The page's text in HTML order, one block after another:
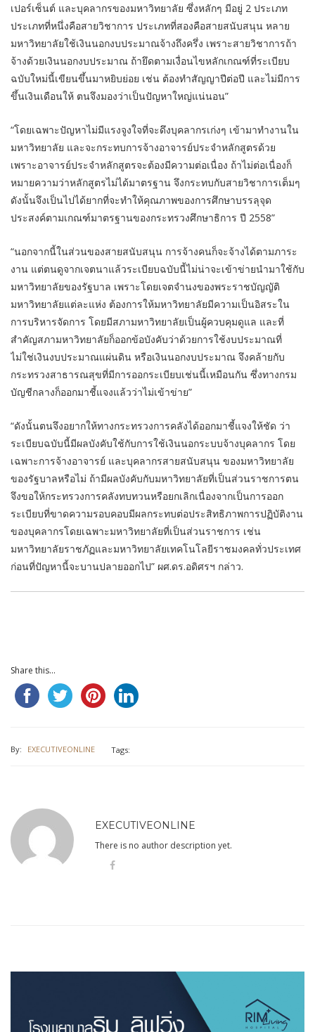
เปอร์เซ็นต์ และบุคลากรของมหาวิทยาลัย ซึ่งหลักๆ มีอยู่ 2 ประเภท
ประเภทที่หนึ่งคือสายวิชาการ ประเภทที่สองคือสายสนับสนุน หลาย
มหาวิทยาลัยใช้เงินนอกงบประมาณจ้างถึงครึ่ง เพราะสายวิชาการถ้า
จ้างด้วยเงินนอกงบประมาณ ถ้ายึดตามเงื่อนไขหลักเกณฑ์ที่ระเบียบ
ฉบับใหม่นี้เขียนขึ้นมาหยิบย่อย เช่น ต้องทำสัญญาปีต่อปี และไม่มีการ
ขึ้นเงินเดือนให้ ตนจึงมองว่าเป็นปัญหาใหญ่แน่นอน”
“โดยเฉพาะปัญหาไม่มีแรงจูงใจที่จะดึงบุคลากรเก่งๆ เข้ามาทำงานใน
มหาวิทยาลัย และจะกระทบการจ้างอาจารย์ประจำหลักสูตรด้วย
เพราะอาจารย์ประจำหลักสูตรจะต้องมีความต่อเนื่อง ถ้าไม่ต่อเนื่องก็
หมายความว่าหลักสูตรไม่ได้มาตรฐาน จึงกระทบกับสายวิชาการเต็มๆ
ดังนั้นจึงเป็นไปได้ยากที่จะทำให้คุณภาพของการศึกษาบรรลุจุด
ประสงค์ตามเกณฑ์มาตรฐานของกระทรวงศึกษาธิการ ปี 2558”
“นอกจากนี้ในส่วนของสายสนับสนุน การจ้างคนก็จะจ้างได้ตามภาระ
งาน แต่ตนดูจากเจตนาแล้วระเบียบฉบับนี้ไม่น่าจะเข้าข่ายนำมาใช้กับ
มหาวิทยาลัยของรัฐบาล เพราะโดยเจตจำนงของพระราชบัญญัติ
มหาวิทยาลัยแต่ละแห่ง ต้องการให้มหาวิทยาลัยมีความเป็นอิสระใน
การบริหารจัดการ โดยมีสภามหาวิทยาลัยเป็นผู้ควบคุมดูแล และที่
สำคัญสภามหาวิทยาลัยก็ออกข้อบังคับว่าด้วยการใช้งบประมาณที่
ไม่ใช่เงินงบประมาณแผ่นดิน หรือเงินนอกงบประมาณ จึงคล้ายกับ
กระทรวงสาธารณสุขที่มีการออกระเบียบเช่นนี้เหมือนกัน ซึ่งทางกรม
บัญชีกลางก็ออกมาชี้แจงแล้วว่าไม่เข้าข่าย”
“ดังนั้นตนจึงอยากให้ทางกระทรวงการคลังได้ออกมาชี้แจงให้ชัด ว่า
ระเบียบฉบับนี้มีผลบังคับใช้กับการใช้เงินนอกระบบจ้างบุคลากร โดย
เฉพาะการจ้างอาจารย์ และบุคลากรสายสนับสนุน ของมหาวิทยาลัย
ของรัฐบาลหรือไม่ ถ้ามีผลบังคับกับมหาวิทยาลัยที่เป็นส่วนราชการตน
จึงขอให้กระทรวงการคลังทบทวนหรือยกเลิกเนื่องจากเป็นการออก
ระเบียบที่ขาดความรอบคอบมีผลกระทบต่อประสิทธิภาพการปฏิบัติงาน
ของบุคลากรโดยเฉพาะมหาวิทยาลัยที่เป็นส่วนราชการ เช่น
มหาวิทยาลัยราชภัฏและมหาวิทยาลัยเทคโนโลยีราชมงคลทั่วประเทศ
ก่อนที่ปัญหานี้จะบานปลายออกไป” ผศ.ดร.อดิศรฯ กล่าว.
Share this...
By: EXECUTIVEONLINE Tags:
EXECUTIVEONLINE
There is no author description yet.